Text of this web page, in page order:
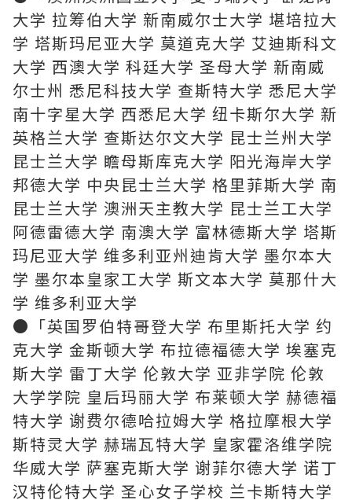
大学 拉筹伯大学 新南威尔士大学 堪培拉大
学 塔斯玛尼亚大学 莫道克大学 艾迪斯科文
大学 西澳大学 科廷大学 圣母大学 新南威
尔士州 悉尼科技大学 查斯特大学 悉尼大学
南十字星大学 西悉尼大学 纽卡斯尔大学 新
英格兰大学 查斯达尔文大学 昆士兰州大学
昆士兰大学 瞻母斯库克大学 阳光海岸大学
邦德大学 中央昆士兰大学 格里菲斯大学 南
昆士兰大学 澳洲天主教大学 昆士兰工大学
阿德雷德大学 南澳大学 富林德斯大学 塔斯
玛尼亚大学 维多利亚州迪肯大学 墨尔本大
学 墨尔本皇家工大学 斯文本大学 莫那什大
学 维多利亚大学
●「英国罗伯特哥登大学 布里斯托大学 约
克大学 金斯顿大学 布拉德福德大学 埃塞克
斯大学 雷丁大学 伦敦大学 亚非学院 伦敦
大学学院 皇后玛丽大学 布莱顿大学 赫德福
特大学 谢费尔德哈拉姆大学 格拉摩根大学
斯特灵大学 赫瑞瓦特大学 皇家霍洛维学院
华威大学 萨塞克斯大学 谢菲尔德大学 诺丁
汉特伦特大学 圣心女子学校 兰卡斯特大学